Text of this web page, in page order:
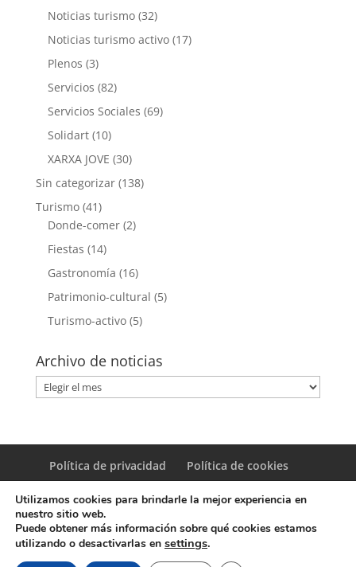
Noticias turismo(32)
Noticias turismo activo(17)
Plenos (3)
Servicios (82)
Servicios Sociales (69)
Solidart(10)
XARXA JOVE (30)
Sin categorizar(138)
Turismo(41)
Donde-comer(2)
Fiestas (14)
Gastronomía (16)
Patrimonio-cultural (5)
Turismo-activo(5)
Archivo de noticias
Archivo
de
Política de privacidad Política de cookies
© Copyright Servicio de Informática y Telecomunicaciones.
Utilizamos cookies para brindarle la mejor experiencia en
nuestro sitio web.
Puede obtener más información sobre qué cookies estamos
utilizando o desactivarlas en settings.